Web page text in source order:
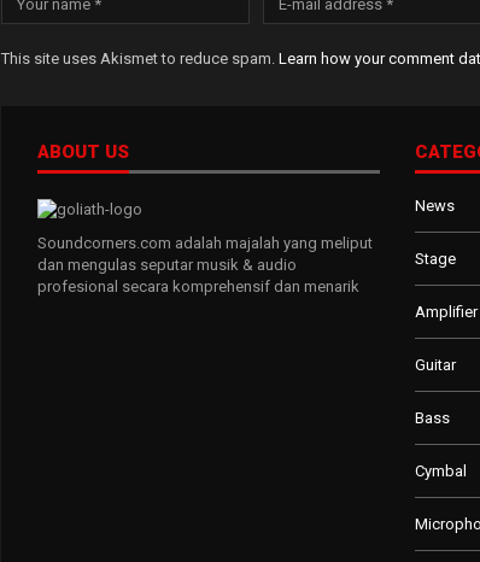
This site uses Akismet to reduce spam. Learn how your comment
ABOUT US
Soundcorners.com adalah majalah yang meliput
dan mengulas seputar musik & audio
profesional secara komprehensif dan menarik
News
Stage
Amplifier
Guitar
Bass
Cymbal